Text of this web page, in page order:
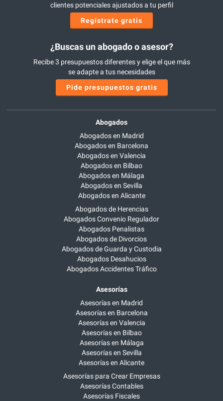
clientes potenciales ajustados a tu perfil
Regístrate gratis
¿Buscas un abogado o asesor?
Recibe 3 presupuestos diferentes y elige el que más
se adapte a tus necesidades
Pide presupuestos gratis
Abogados
Abogados en Madrid
Abogados en Barcelona
Abogados en Valencia
Abogados en Bilbao
Abogados en Málaga
Abogados en Sevilla
Abogados en Alicante
Abogados de Herencias
Abogados Convenio Regulador
Abogados Penalistas
Abogados de Divorcios
Abogados de Guarda y Custodia
Abogados Desahucios
Abogados Accidentes Tráfico
Asesorías
Asesorías en Madrid
Asesorías en Barcelona
Asesorías en Valencia
Asesorías en Bilbao
Asesorías en Málaga
Asesorías en Sevilla
Asesorías en Alicante
Asesorías para Crear Empresas
Asesorías Contables
Asesorías Fiscales